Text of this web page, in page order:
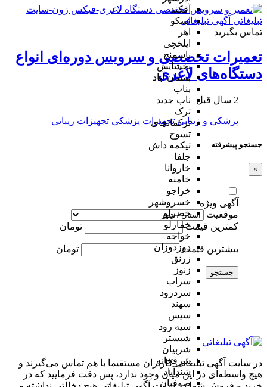
آقکند
اسکو
اهر
ایلخچی
باسمنج
بخشایش
بستان آباد
بناب
ناب جدید
ترک
ترکمانچای
تسوج
تیکمه داش
جلفا
خاروانا
خامنه
خراجو
خسروشهر
خضرلو
خمارلو
خواجه
دوزدوزان
زرنق
زنوز
سراب
سردرود
سهند
سیس
سیه رود
شبستر
شربیان
شرفخانه
شندآباد
صوفیان
تماس بگیرید
تعمیرات تخصصی و سرویس دوره‌ای انواع
دستگاه‌های لاغری
2 سال قبل
پزشکی و زیبایی تجهیزات پزشکی تجهیزات زیبایی
جستجو پیشرفته
×
آگهی ویژه
موقعیت
کمترین قیمت
تومان
بیشترین قیمت تومان
جستجو
در سایت آگهی تبلیغاتی کاربران مستقیما با هم تماس می‌گیرند و
هیچ واسطه‌ای در این میان وجود ندارد، پس دقت فرمایید که در